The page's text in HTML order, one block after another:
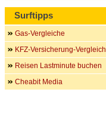
Surftipps
Gas-Vergleiche
KFZ-Versicherung-Vergleich
Reisen Lastminute buchen
Cheabit Media